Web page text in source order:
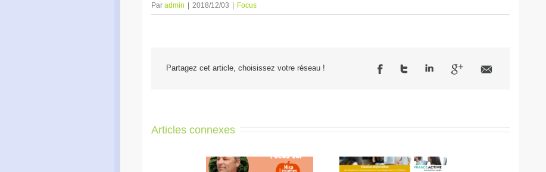
Par admin 2018/12/03 Focus
Partagez cet article, choisissez votre réseau !
Articles connexes